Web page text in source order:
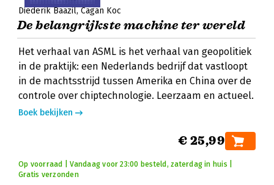
Diederik Baazil Cagan Koc
De belangrijkste machine ter wereld
Het verhaal van ASML is het verhaal van geopolitiek
in de praktijk: een Nederlands bedrijf dat vastloopt
in de machtsstrijd tussen Amerika en China over de
controle over chiptechnologie. Leerzaam en actueel.
Boek bekijken
€ 25,99
Op voorraad | Vandaag voor 23:00 besteld, zaterdag in huis |
Gratis verzonden